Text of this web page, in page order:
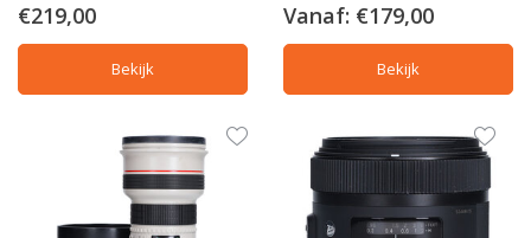
€219,00
Bekijk
Vanaf: €179,00
Bekijk